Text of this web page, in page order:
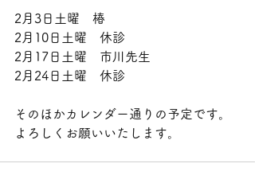
2月3日土曜　椿
2月10日土曜　休診
2月17日土曜　市川先生
2月24日土曜　休診
そのほかカレンダー通りの予定です。
よろしくお願いいたします。